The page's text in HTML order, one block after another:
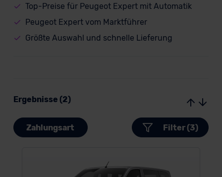
Top-Preise für Peugeot Expert mit Automatik
Peugeot Expert vom Marktführer
Größte Auswahl und schnelle Lieferung
Ergebnisse (2)
Zahlungsart Filter (3)